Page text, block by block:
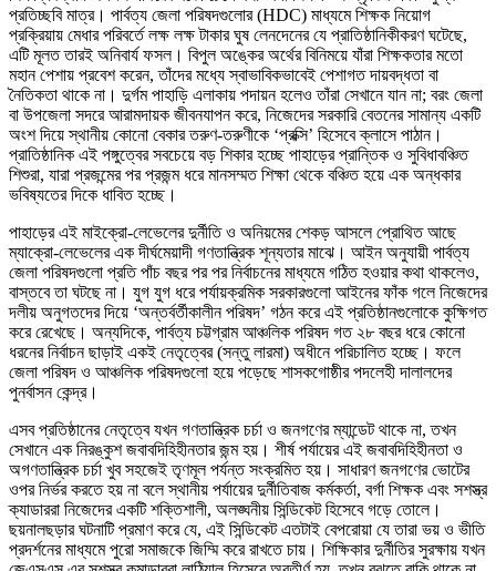
প্রতিচ্ছবি মাত্র। পার্বত্য জেলা পরিষদগুলোর (HDC) মাধ্যমে শিক্ষক নিয়োগ
প্রক্রিয়ায় মেধার পরিবর্তে লক্ষ লক্ষ টাকার ঘুষ লেনদেনের যে প্রাতিষ্ঠানিকীকরণ ঘটেছে,
এটি মূলত তারই অনিবার্য ফসল। বিপুল অঙ্কের অর্থের বিনিময়ে যাঁরা শিক্ষকতার মতো
মহান পেশায় প্রবেশ করেন, তাঁদের মধ্যে স্বাভাবিকভাবেই পেশাগত দায়বদ্ধতা বা
নৈতিকতা থাকে না। দুর্গম পাহাড়ি এলাকায় পদায়ন হলেও তাঁরা সেখানে যান না; বরং জেলা
বা উপজেলা সদরে আরামদায়ক জীবনযাপন করে, নিজেদের সরকারি বেতনের সামান্য একটি
অংশ দিয়ে স্থানীয় কোনো বেকার তরুণ-তরুণীকে ‘প্রক্সি’ হিসেবে ক্লাসে পাঠান।
প্রাতিষ্ঠানিক এই পঙ্গুত্বের সবচেয়ে বড় শিকার হচ্ছে পাহাড়ের প্রান্তিক ও সুবিধাবঞ্চিত
শিশুরা, যারা প্রজন্মের পর প্রজন্ম ধরে মানসম্মত শিক্ষা থেকে বঞ্চিত হয়ে এক অন্ধকার
ভবিষ্যতের দিকে ধাবিত হচ্ছে।
পাহাড়ের এই মাইক্রো-লেভেলের দুর্নীতি ও অনিয়মের শেকড় আসলে প্রোথিত আছে
ম্যাক্রো-লেভেলের এক দীর্ঘমেয়াদী গণতান্ত্রিক শূন্যতার মাঝে। আইন অনুযায়ী পার্বত্য
জেলা পরিষদগুলো প্রতি পাঁচ বছর পর পর নির্বাচনের মাধ্যমে গঠিত হওয়ার কথা থাকলেও,
বাস্তবে তা ঘটছে না। যুগ যুগ ধরে পর্যায়ক্রমিক সরকারগুলো আইনের ফাঁক গলে নিজেদের
দলীয় অনুগতদের দিয়ে ‘অন্তর্বর্তীকালীন পরিষদ’ গঠন করে এই প্রতিষ্ঠানগুলোকে কুক্ষিগত
করে রেখেছে। অন্যদিকে, পার্বত্য চট্টগ্রাম আঞ্চলিক পরিষদ গত ২৮ বছর ধরে কোনো
ধরনের নির্বাচন ছাড়াই একই নেতৃত্বের (সন্তু লারমা) অধীনে পরিচালিত হচ্ছে। ফলে
জেলা পরিষদ ও আঞ্চলিক পরিষদগুলো হয়ে পড়েছে শাসকগোষ্ঠীর পদলেহী দালালদের
পুনর্বাসন কেন্দ্র।
এসব প্রতিষ্ঠানের নেতৃত্বে যখন গণতান্ত্রিক চর্চা ও জনগণের ম্যান্ডেট থাকে না, তখন
সেখানে এক নিরঙ্কুশ জবাবদিহিহীনতার জন্ম হয়। শীর্ষ পর্যায়ের এই জবাবদিহিহীনতা ও
অগণতান্ত্রিক চর্চা খুব সহজেই তৃণমূল পর্যন্ত সংক্রমিত হয়। সাধারণ জনগণের ভোটের
ওপর নির্ভর করতে হয় না বলে স্থানীয় পর্যায়ের দুর্নীতিবাজ কর্মকর্তা, বর্গা শিক্ষক এবং সশস্ত্র
ক্যাডাররা নিজেদের একটি শক্তিশালী, অলঙ্ঘনীয় সিন্ডিকেট হিসেবে গড়ে তোলে।
ছয়নালছড়ার ঘটনাটি প্রমাণ করে যে, এই সিন্ডিকেট এতটাই বেপরোয়া যে তারা ভয় ও ভীতি
প্রদর্শনের মাধ্যমে পুরো সমাজকে জিম্মি করে রাখতে চায়। শিক্ষিকার দুর্নীতির সুরক্ষায় যখন